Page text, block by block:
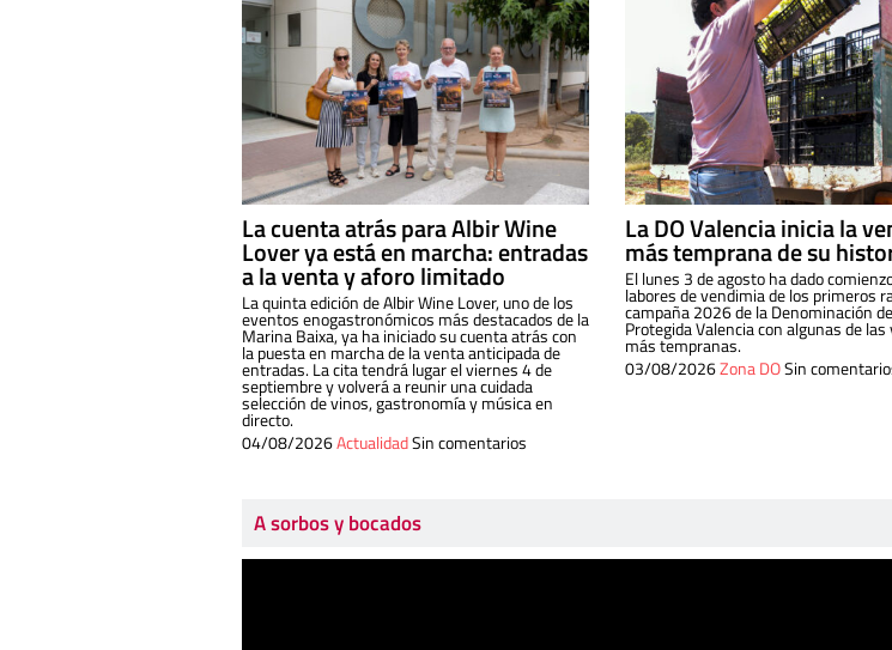
La cuenta atrás para Albir Wine
Lover ya está en marcha: entradas
a la venta y aforo limitado
La quinta edición de Albir Wine Lover, uno de los
eventos enogastronómicos más destacados de la
Marina Baixa, ya ha iniciado su cuenta atrás con
la puesta en marcha de la venta anticipada de
entradas. La cita tendrá lugar el viernes 4 de
septiembre y volverá a reunir una cuidada
selección de vinos, gastronomía y música en
directo.
04/08/2026ActualidadSin comentarios
La DO Valencia inicia la
más temprana de su
El lunes 3 de agosto ha dado
labores de vendimia de los primeros
campaña 2026 de la Denominación
Protegida Valencia con algunas de las
más tempranas.
03/08/2026Zona DOSin
A sorbos y bocados